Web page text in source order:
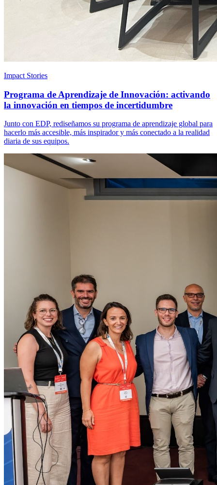
Impact Stories
Programa de Aprendizaje de Innovación: activando
la innovación en tiempos de incertidumbre
Junto con EDP, rediseñamos su programa de aprendizaje global para
hacerlo más accesible, más inspirador y más conectado a la realidad
diaria de sus equipos.